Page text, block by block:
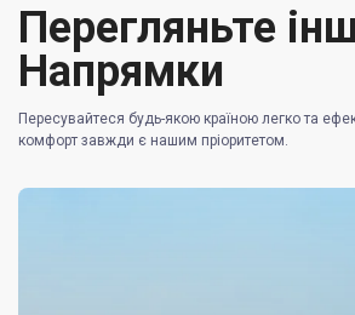
Перегляньте
Напрямки
Пересувайтеся будь-якою країною легко та
комфорт завжди є нашим пріоритетом.